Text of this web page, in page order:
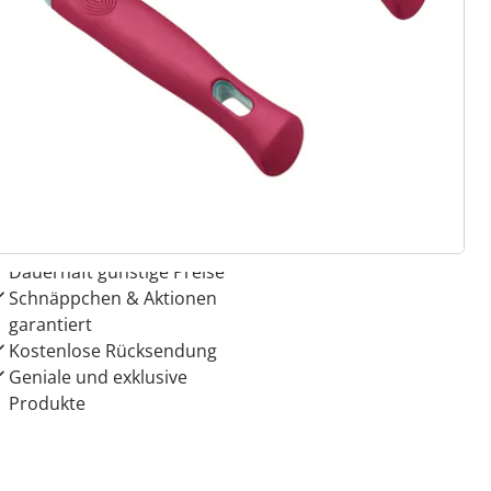
Dauerhaft günstige Preise
Schnäppchen & Aktionen
garantiert
Kostenlose Rücksendung
Geniale und exklusive
Produkte